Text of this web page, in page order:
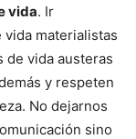
vida. Ir
materialistas
de vida austeras
y respeten
No dejarnos
sino